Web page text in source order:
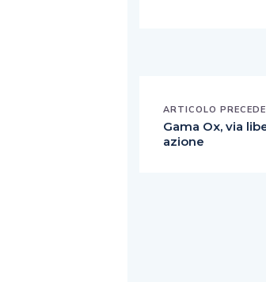
ARTICOLO
Gama Ox, via
azione